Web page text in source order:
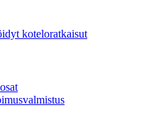
koteloratkaisut